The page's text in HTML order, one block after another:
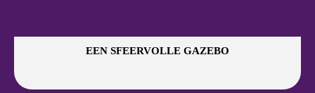
EEN SFEERVOLLE GAZEBO